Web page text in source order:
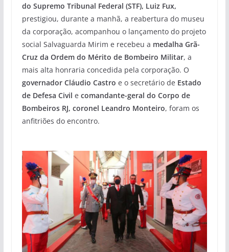
do Supremo Tribunal Federal (STF), Luiz Fux,
prestigiou, durante a manhã, a reabertura do museu
da corporação, acompanhou o lançamento do projeto
social Salvaguarda Mirim e recebeu a medalha Grã-
Cruz da Ordem do Mérito de Bombeiro Militar, a
mais alta honraria concedida pela corporação. O
governador Cláudio Castro e o secretário de Estado
de Defesa Civil e comandante-geral do Corpo de
Bombeiros RJ, coronel Leandro Monteiro, foram os
anfitriões do encontro.